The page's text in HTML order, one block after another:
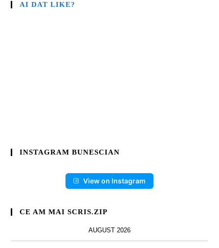
AI DAT LIKE?
INSTAGRAM BUNESCIAN
View on Instagram
CE AM MAI SCRIS.ZIP
AUGUST 2026